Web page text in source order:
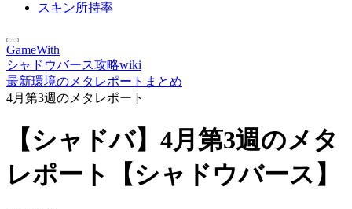
スキン所持率
GameWith
シャドウバース攻略wiki
最新環境のメタレポートまとめ
4月第3週のメタレポート
【シャドバ】4月第3週のメタ
レポート【シャドウバース】